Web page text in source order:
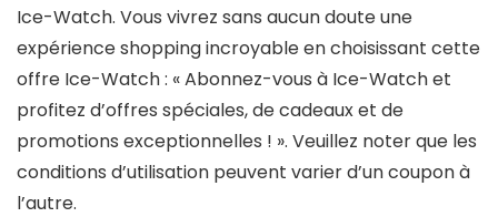
Ice-Watch. Vous vivrez sans aucun doute une
expérience shopping incroyable en choisissant cette
offre Ice-Watch : « Abonnez-vous à Ice-Watch et
profitez d’offres spéciales, de cadeaux et de
promotions exceptionnelles ! ». Veuillez noter que les
conditions d’utilisation peuvent varier d’un coupon à
l’autre.